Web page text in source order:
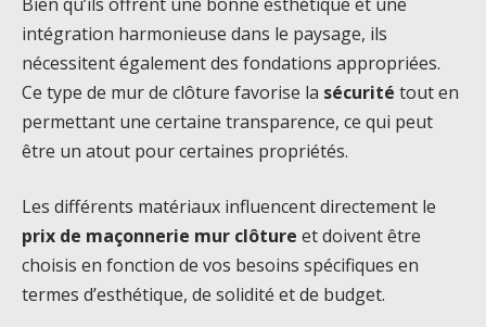
intégration harmonieuse dans le paysage, ils
nécessitent également des fondations appropriées.
Ce type de mur de clôture favorise la sécurité tout en
permettant une certaine transparence, ce qui peut
être un atout pour certaines propriétés.
Les différents matériaux influencent directement le
prix de maçonnerie mur clôture et doivent être
choisis en fonction de vos besoins spécifiques en
termes d’esthétique, de solidité et de budget.